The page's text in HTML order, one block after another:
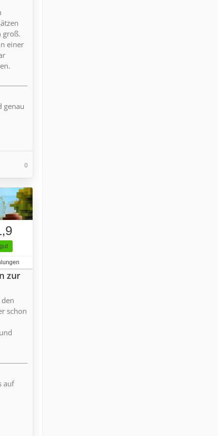
groß.
einer
genau
0
gut
zur
schon
auf